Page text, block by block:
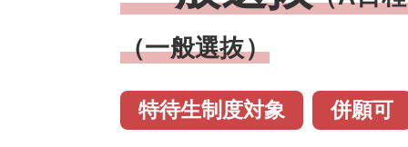
（一般選抜）
特待生制度対象 併願可